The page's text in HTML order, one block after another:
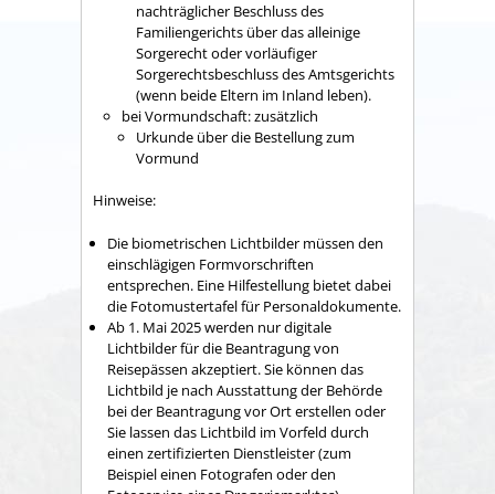
nachträglicher Beschluss des
Familiengerichts über das alleinige
Sorgerecht oder vorläufiger
Sorgerechtsbeschluss des Amtsgerichts
(wenn beide Eltern im Inland leben).
bei Vormundschaft: zusätzlich
Urkunde über die Bestellung zum
Vormund
Hinweise:
Die biometrischen Lichtbilder müssen den
einschlägigen Formvorschriften
entsprechen. Eine Hilfestellung bietet dabei
die Fotomustertafel für Personaldokumente.
Ab 1. Mai 2025 werden nur digitale
Lichtbilder für die Beantragung von
Reisepässen akzeptiert. Sie können das
Lichtbild je nach Ausstattung der Behörde
bei der Beantragung vor Ort erstellen oder
Sie lassen das Lichtbild im Vorfeld durch
einen zertifizierten Dienstleister (zum
Beispiel einen Fotografen oder den